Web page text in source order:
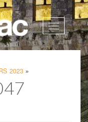
Afficher
la
2023 »